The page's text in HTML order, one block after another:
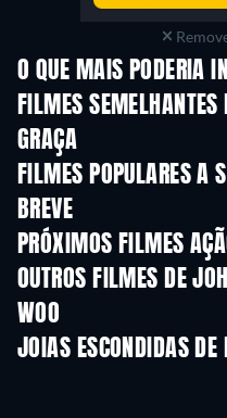
O QUE MAIS PODERIA
FILMES SEMELHANTES
GRAÇA
FILMES POPULARES A
BREVE
PRÓXIMOS FILMES
OUTROS FILMES DE
WOO
JOIAS ESCONDIDAS DE